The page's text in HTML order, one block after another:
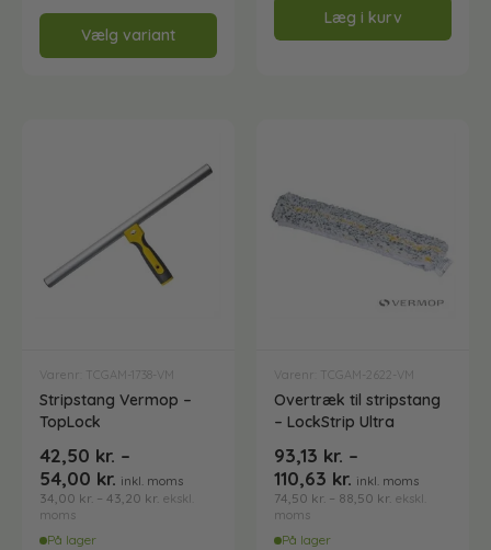
Mundstykker
Outlet - spar penge !
Papir og dispensere
Praktisk til Vinter
Rengøring af Badeværelse
Vælg variant
Læg i kurv
Varenr: TCGAM-1738-VM
Stripstang Vermop –
TopLock
42,50 kr. –
54,00 kr. inkl. moms
34,00 kr. – 43,20 kr. ekskl.
moms
På lager
Varenr: TCGAM-2622-VM
Overtræk til stripstang
– LockStrip Ultra
93,13 kr. –
110,63 kr. inkl. moms
74,50 kr. – 88,50 kr. ekskl.
moms
På lager